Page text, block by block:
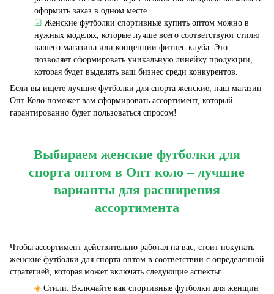
оформить заказ в одном месте.
☑ Женские футболки спортивные купить оптом можно в
нужных моделях, которые лучше всего соответствуют стилю
вашего магазина или концепции фитнес-клуба. Это
позволяет сформировать уникальную линейку продукции,
которая будет выделять ваш бизнес среди конкурентов.
Если вы ищете лучшие футболки для спорта женские, наш магазин
Опт Коло поможет вам сформировать ассортимент, который
гарантированно будет пользоваться спросом!
Выбираем женские футболки для
спорта оптом в Опт коло – лучшие
варианты для расширения
ассортимента
Чтобы ассортимент действительно работал на вас, стоит покупать
женские футболки для спорта оптом в соответствии с определенной
стратегией, которая может включать следующие аспекты:
◈ Стили. Включайте как спортивные футболки для женщин